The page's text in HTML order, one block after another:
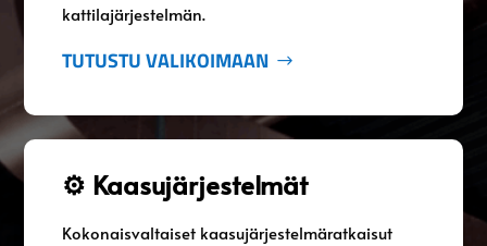
kattilajärjestelmän.
TUTUSTU VALIKOIMAAN
⚙️ Kaasujärjestelmät
Kokonaisvaltaiset kaasujärjestelmäratkaisut